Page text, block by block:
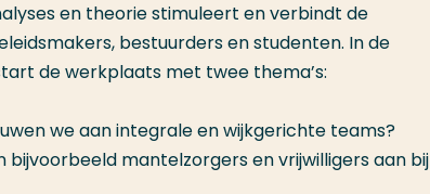
en theorie stimuleert en verbindt de
bestuurders en studenten. In de
de werkplaats met twee thema’s:
we aan integrale en wijkgerichte teams?
mantelzorgers en vrijwilligers aan bij